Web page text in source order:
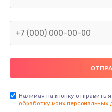
Замена
Нажимая на кнопку отправить
обработку моих персональных